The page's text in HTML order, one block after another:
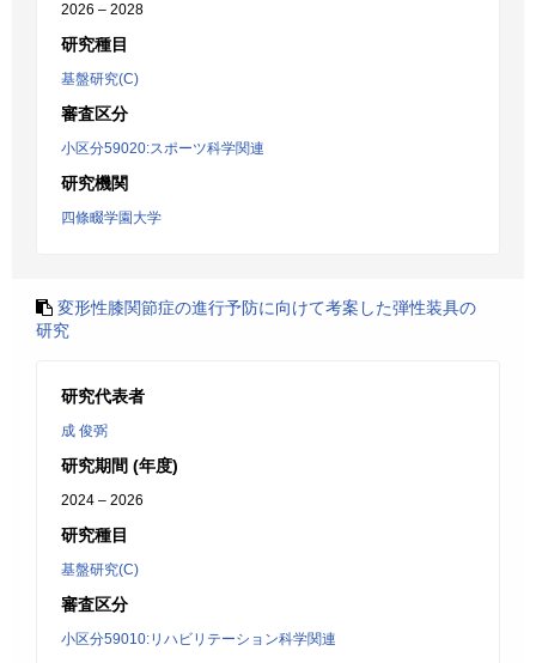
2026 – 2028
研究種目
基盤研究(C)
審査区分
小区分59020:スポーツ科学関連
研究機関
四條畷学園大学
変形性膝関節症の進行予防に向けて考案した弾性装具の
研究
研究代表者
成 俊弼
研究期間 (年度)
2024 – 2026
研究種目
基盤研究(C)
審査区分
小区分59010:リハビリテーション科学関連